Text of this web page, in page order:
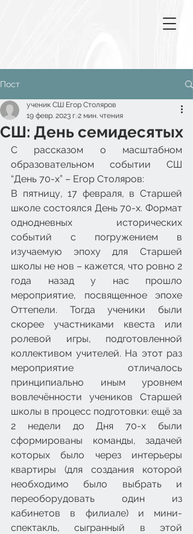
Пост
СШ: День семидесятых
ученик СШ Егор Столяров
19 февр. 2023 г.2 мин. чтения
С рассказом о масштабном
образовательном событии СШ
“День 70-х” – Егор Столяров:
В пятницу, 17 февраля, в Старшей
школе состоялся День 70-х. Формат
однодневных исторических
событий с погружением в
изучаемую эпоху для Старшей
школы не нов – кажется, что ровно 2
года назад у нас прошло
мероприятие, посвященное эпохе
Оттепели. Тогда ученики были
скорее участниками квеста или
ролевой игры, подготовленной
коллективом учителей. На этот раз
мероприятие отличалось
принципиально иным уровнем
вовлечённости учеников Старшей
школы в процесс подготовки: ещё за
2 недели до Дня 70-х были
сформированы команды, задачей
которых было через интерьеры
квартиры (для создания которой
необходимо было выбрать и
переоборудовать один из
кабинетов в филиале) и мини-
спектакль, сыгранный в этой